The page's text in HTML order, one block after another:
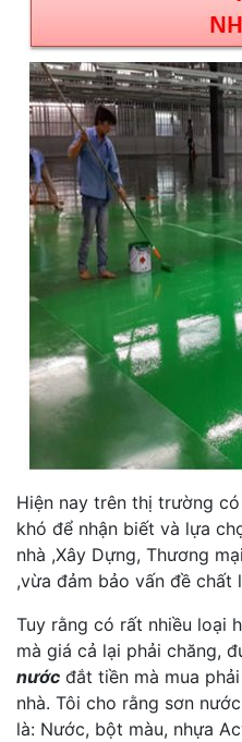
Hiện nay trên thị trường
khó để nhận biết và lựa
nhà ,Xây Dựng, Thương
,vừa đảm bảo vấn đề chất
Tuy rằng có rất nhiều loại
mà giá cả lại phải chăng,
nước đắt tiền mà mua
nhà. Tôi cho rằng sơn
là: Nước, bột màu, nhựa